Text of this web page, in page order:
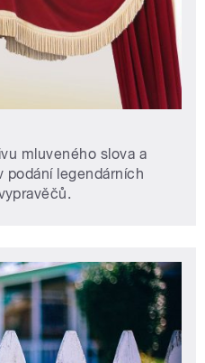
mluveného slova a
podání legendárních